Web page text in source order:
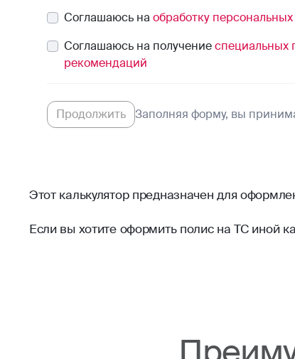
Этот калькулятор предназначен для
Если вы хотите оформить полис на ТС иной